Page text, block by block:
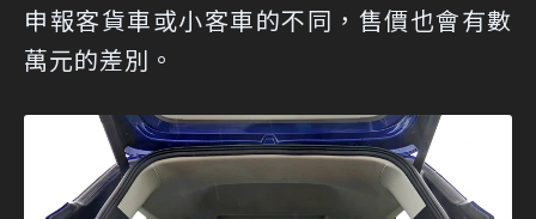
申報客貨車或小客車的不同，售價也會有數
萬元的差別。